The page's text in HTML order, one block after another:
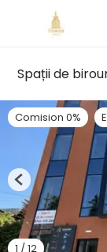
Spații de
Comision 0%
1 /12
Previous